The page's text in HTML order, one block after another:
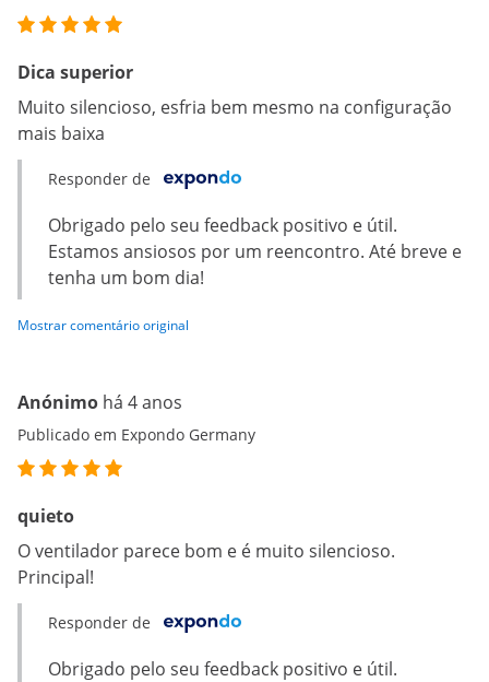
Dica superior
Muito silencioso, esfria bem mesmo na configuração
mais baixa
Responder de
Obrigado pelo seu feedback positivo e útil.
Estamos ansiosos por um reencontro. Até breve e
tenha um bom dia!
Mostrar comentário original
Anónimo há 4 anos
Publicado em Expondo Germany
quieto
O ventilador parece bom e é muito silencioso.
Principal!
Responder de
Obrigado pelo seu feedback positivo e útil.